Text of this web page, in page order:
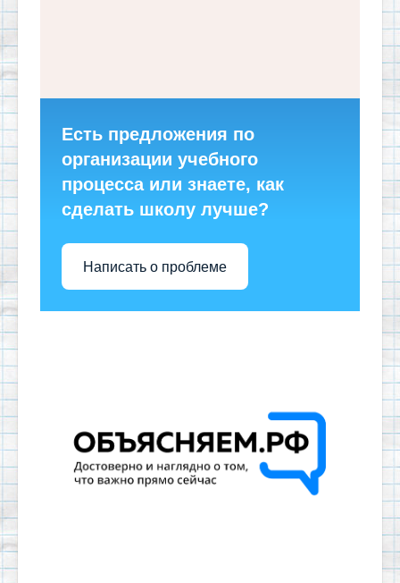
Есть предложения по
организации учебного
процесса или знаете, как
сделать школу лучше?
Написать о проблеме